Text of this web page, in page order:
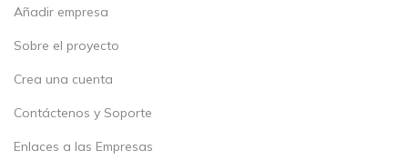
Añadir empresa
Sobre el proyecto
Crea una cuenta
Contáctenos y Soporte
Enlaces a las Empresas